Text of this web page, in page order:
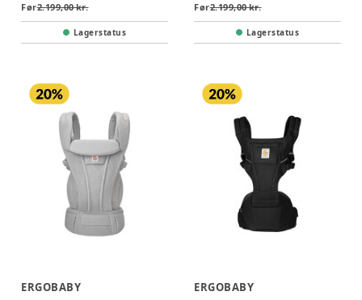
Før2.199,00 kr.
Lagerstatus
Før2.199,00 kr.
Lagerstatus
ERGOBABY
ERGOBABY